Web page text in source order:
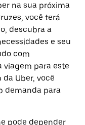
na sua próxima
você terá
descubra a
e seu
com
viagem para este
da Uber, você
demanda para
pode depender